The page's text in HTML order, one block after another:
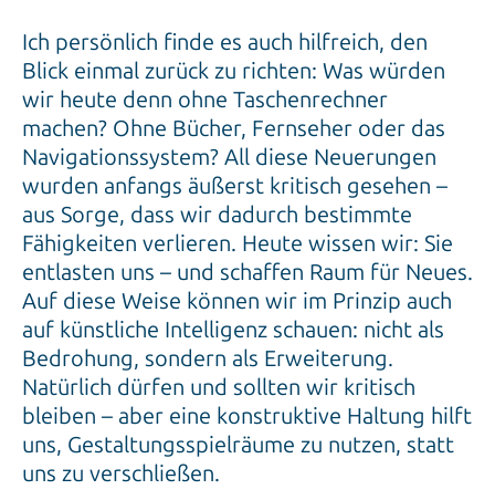
Ich persönlich finde es auch hilfreich, den
Blick einmal zurück zu richten: Was würden
wir heute denn ohne Taschenrechner
machen? Ohne Bücher, Fernseher oder das
Navigationssystem? All diese Neuerungen
wurden anfangs äußerst kritisch gesehen –
aus Sorge, dass wir dadurch bestimmte
Fähigkeiten verlieren. Heute wissen wir: Sie
entlasten uns – und schaffen Raum für Neues.
Auf diese Weise können wir im Prinzip auch
auf künstliche Intelligenz schauen: nicht als
Bedrohung, sondern als Erweiterung.
Natürlich dürfen und sollten wir kritisch
bleiben – aber eine konstruktive Haltung hilft
uns, Gestaltungsspielräume zu nutzen, statt
uns zu verschließen.